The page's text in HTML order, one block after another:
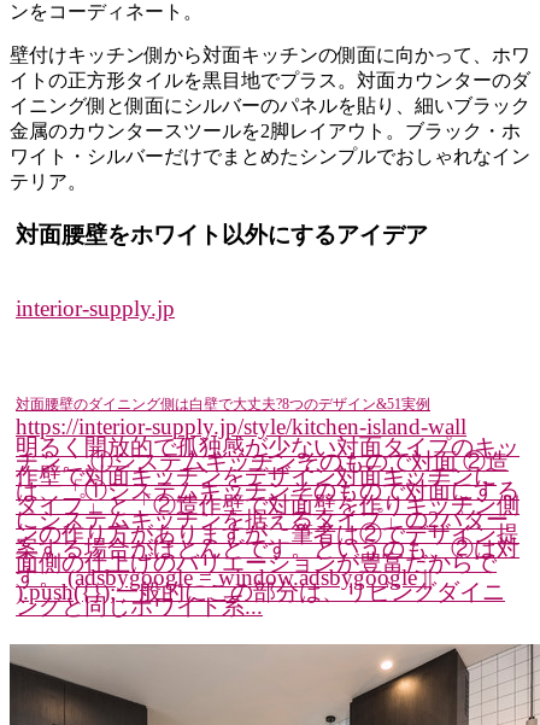
ンをコーディネート。
壁付けキッチン側から対面キッチンの側面に向かって、ホワ
イトの正方形タイルを黒目地でプラス。対面カウンターのダ
イニング側と側面にシルバーのパネルを貼り、細いブラック
金属のカウンタースツールを2脚レイアウト。ブラック・ホ
ワイト・シルバーだけでまとめたシンプルでおしゃれなイン
テリア。
対面腰壁をホワイト以外にするアイデア
interior-supply.jp
対面腰壁のダイニング側は白壁で大丈夫?8つのデザイン&51実例
https://interior-supply.jp/style/kitchen-island-wall
明るく開放的で孤独感が少ない対面タイプのキッ
チン。 ①システムキッチンそのもので対面 ②造
作壁で対面キッチンをデザイン対面キッチンに
は、「①システムキッチンそのもので対面にする
タイプ」と「②造作壁で対面壁を作りキッチン側
にシステムキッチンを据えるタイプ」の2パター
ンの作り方がありますが、筆者は②でデザイン提
案する場合がほとんどです。というのも、②は対
面側の仕上げのバリエーションが豊富だからで
す。 (adsbygoogle = window.adsbygoogle ||
).push({});一般的にこの部分は、リビングダイニ
ングと同じホワイト系...